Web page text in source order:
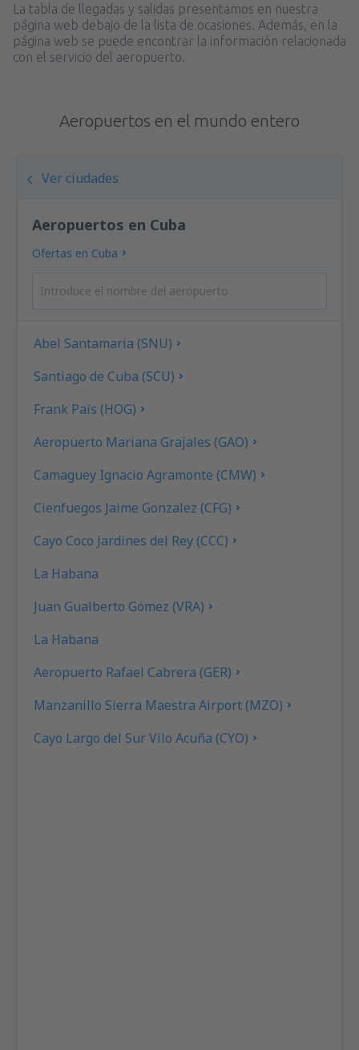
La tabla de llegadas y salidas presentamos en nuestra
página web debajo de la lista de ocasiones. Además, en la
página web se puede encontrar la información relacionada
con el servicio del aeropuerto.
Aeropuertos en el mundo entero
Ver ciudades
Aeropuertos en Cuba
Ofertas en Cuba
Abel Santamaria (SNU)
Santiago de Cuba (SCU)
Frank País (HOG)
Aeropuerto Mariana Grajales (GAO)
Camaguey Ignacio Agramonte (CMW)
Cienfuegos Jaime Gonzalez (CFG)
Cayo Coco Jardines del Rey (CCC)
La Habana
Juan Gualberto Gómez (VRA)
La Habana
Aeropuerto Rafael Cabrera (GER)
Manzanillo Sierra Maestra Airport (MZO)
Cayo Largo del Sur Vilo Acuña (CYO)